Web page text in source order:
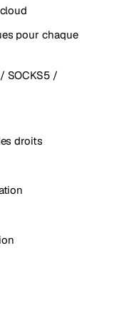
pour chaque
SOCKS5 /
droits